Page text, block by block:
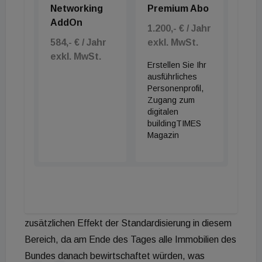
dorthin vorantreiben könnte und dieses Vakuum
z.B. im öffentlichen Bereich gefüllt werden könnte.
„Der Bund als Bauherr müsste BIM im Zuge der
Ausschreibung nicht bloß verlangen – wie das
aktuell ja schon der Fall ist –, sondern dieses Tool
auch gratis allen Bietern für das konkrete Verfahren
und (Bau-)Vorhaben zur Verfügung stellen. Damit
wäre sichergestellt, dass nicht irgendwelche
‚Pseudo-BIMs‘ angeboten und eingesetzt werden,
zusätzlichen Effekt der Standardisierung in diesem
Bereich, da am Ende des Tages alle Immobilien des
Bundes danach bewirtschaftet würden, was
Networking
AddOn
584,- € / Jahr
exkl. MwSt.
Premium Abo
1.200,- € / Jahr
exkl. MwSt.
Erstellen Sie Ihr
ausführliches
Personenprofil,
Zugang zum
digitalen
buildingTIMES
Magazin